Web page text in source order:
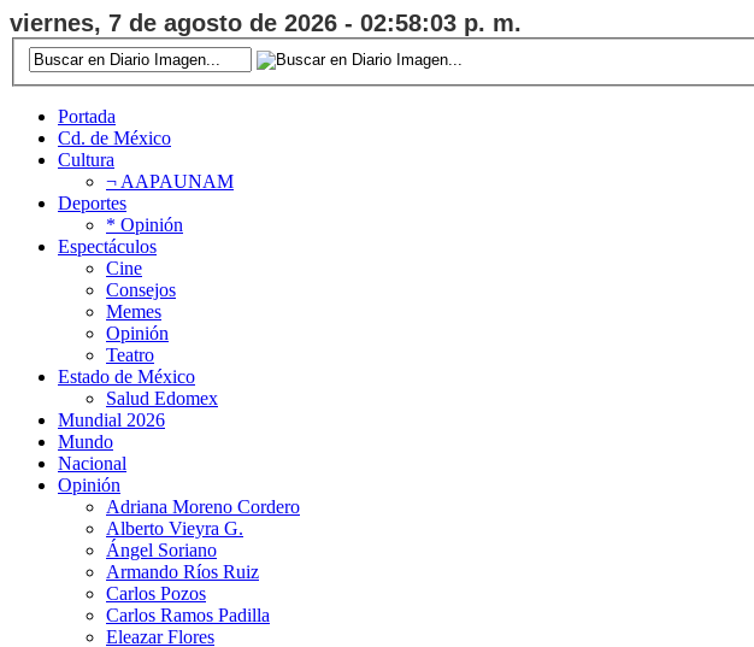
viernes, 7 de agosto de 2026 - 02:58:04 p. m.
Portada
Cd. de México
Cultura
¬ AAPAUNAM
Deportes
* Opinión
Espectáculos
Cine
Consejos
Memes
Opinión
Teatro
Estado de México
Salud Edomex
Mundial 2026
Mundo
Nacional
Opinión
Adriana Moreno Cordero
Alberto Vieyra G.
Ángel Soriano
Armando Ríos Ruiz
Carlos Pozos
Carlos Ramos Padilla
Eleazar Flores